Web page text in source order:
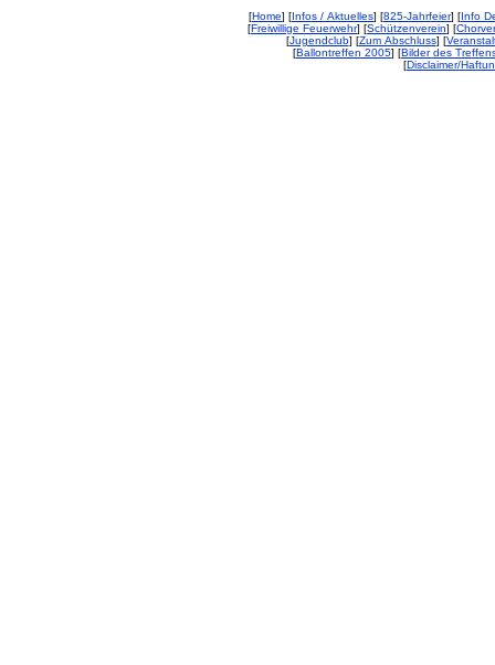
[Home] [Infos / Aktuelles] [825-Jahrfeier] [Info
[Freiwillige Feuerwehr] [Schützenverein] [
[Jugendclub] [Zum Abschluss] [
[Ballontreffen 2005] [Bilder des
[Disclaimer/